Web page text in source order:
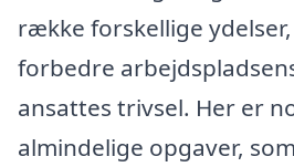
række forskellige
forbedre
ansattes trivsel. Her er
almindelige opgaver,